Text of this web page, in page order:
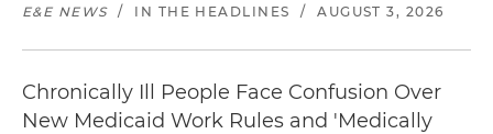
E&E NEWS / IN THE HEADLINES / AUGUST 3, 2026
Chronically Ill People Face Confusion Over
New Medicaid Work Rules and 'Medically